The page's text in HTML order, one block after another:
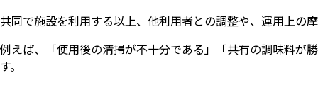
共同で施設を利用する以上、他利用者との調整や、運用上の
例えば、「使用後の清掃が不十分である」「共有の調味料が
す。